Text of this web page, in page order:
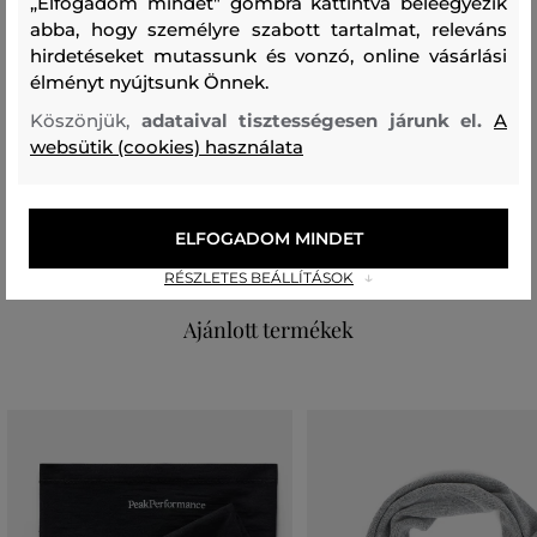
Szezon: FW24
Termék kódja
407490_4V49-624-CC-46-0
Összetétel
5 %
Ajánlott termékek
abba, hogy személyre szabott tartalmat, releváns
hirdetéseket mutassunk és vonzó, online vásárlási
élményt nyújtsunk Önnek.
Köszönjük, adataival tisztességesen járunk el.A
websütik (cookies) használata
RÉSZLETES BEÁLLÍTÁSOK
ELFOGADOM MINDET